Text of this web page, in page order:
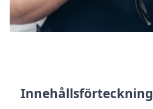
Innehållsförteckning